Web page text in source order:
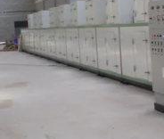
সাইট
ম্যাপ